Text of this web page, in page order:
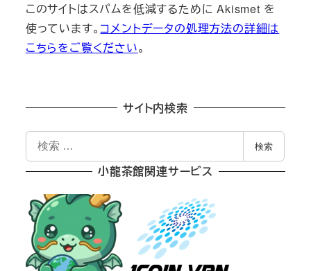
このサイトはスパムを低減するために Akismet を
使っています。 コメントデータの処理方法の詳細は
こちらをご覧ください。
サイト内検索
索
検索
小龍茶館関連サービス